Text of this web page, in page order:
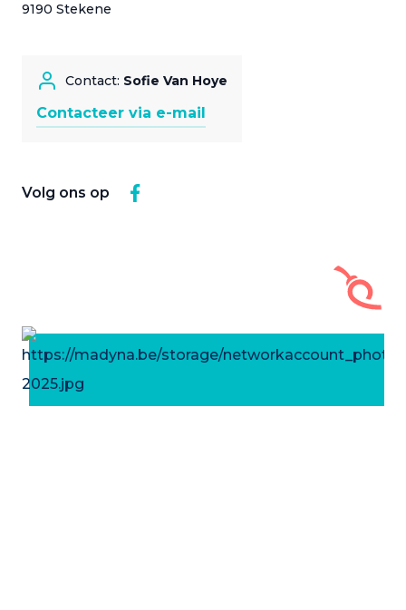
9190 Stekene
Contact: Sofie Van Hoye
Contacteer via e-mail
Volg ons op